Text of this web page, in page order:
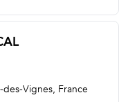
Vignes, France